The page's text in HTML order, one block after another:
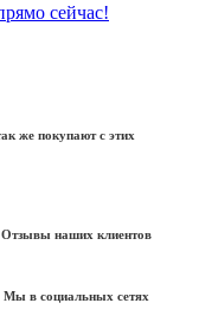
сейчас!
же покупают с этих
Отзывы наших клиентов
Мы в социальных сетях